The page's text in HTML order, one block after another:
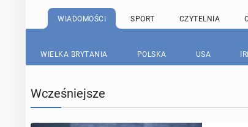
WIADOMOŚCI SPORT CZYTELNIA
WIELKA BRYTANIA POLSKA USA
Wcześniejsze